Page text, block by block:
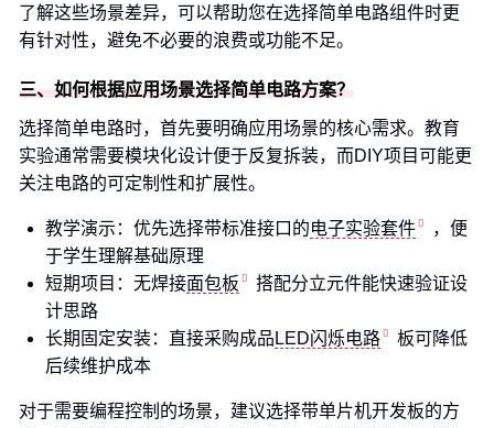
了解这些场景差异，可以帮助您在选择简单电路组件时更
有针对性，避免不必要的浪费或功能不足。
三、如何根据应用场景选择简单电路方案？
选择简单电路时，首先要明确应用场景的核心需求。教育
实验通常需要模块化设计便于反复拆装，而DIY项目可能更
关注电路的可定制性和扩展性。
教学演示：优先选择带标准接口的电子实验套件
，便
于学生理解基础原理
短期项目：无焊接面包板
搭配分立元件能快速验证设
计思路
长期固定安装：直接采购成品 LED闪烁电路
板可降低
后续维护成本
对于需要编程控制的场景，建议选择带单片机开发板的方